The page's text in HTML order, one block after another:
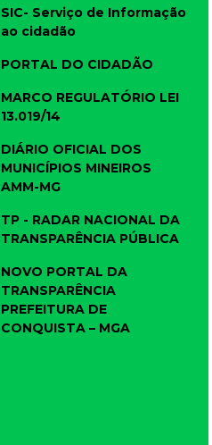
SIC- Serviço de Informação
ao cidadão
PORTAL DO CIDADÃO
MARCO REGULATÓRIO LEI
13.019/14
DIÁRIO OFICIAL DOS
MUNICÍPIOS MINEIROS
AMM-MG
TP - RADAR NACIONAL DA
TRANSPARÊNCIA PÚBLICA
NOVO PORTAL DA
TRANSPARÊNCIA
PREFEITURA DE
CONQUISTA – MGA